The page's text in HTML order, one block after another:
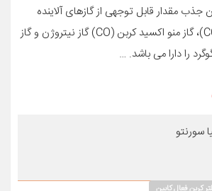
مقدار قابل توجهی از گازهای آلاینده
نظیر گاز کربونیک (CO2)، گاز منو اکسید کربن (CO) گاز نیتروژن و گاز
را دارا می باشد. …
سورنتو